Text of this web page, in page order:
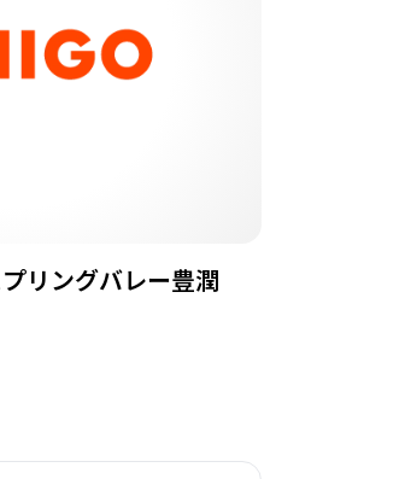
リングバレー豊潤